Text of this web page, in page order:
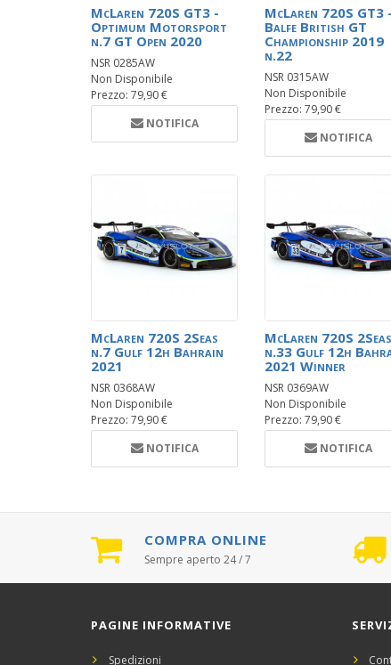
McLaren 720S GT3 -
Optimum Motorsport
n.7 GT Open 2020
NSR 0285AW
Non Disponibile
Prezzo: 79,90 €
NOTIFICA
McLaren 720S GT3 -
Balfe British GT
Championship 2019
n.22
NSR 0315AW
Non Disponibile
Prezzo: 79,90 €
NOTIFICA
McLaren 720S 2Seas
n.7 Gulf 12h Bahrain
2021
NSR 0368AW
Non Disponibile
Prezzo: 79,90 €
NOTIFICA
McLaren 720S 2Seas
n.33 Gulf 12h
2021 Winner
NSR 0369AW
Non Disponibile
Prezzo: 79,90 €
NOTIFICA
COMPRA ONLINE
Sempre aperto 24 / 7
PAGINE INFORMATIVE
Spedizioni